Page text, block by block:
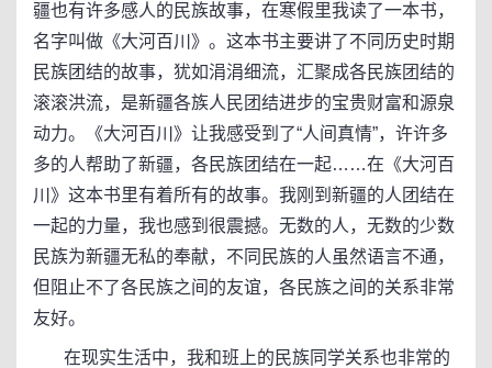
疆也有许多感人的民族故事，在寒假里我读了一本书，
名字叫做《大河百川》。这本书主要讲了不同历史时期
民族团结的故事，犹如涓涓细流，汇聚成各民族团结的
滚滚洪流，是新疆各族人民团结进步的宝贵财富和源泉
动力。《大河百川》让我感受到了“人间真情”，许许多
多的人帮助了新疆，各民族团结在一起……在《大河百
川》这本书里有着所有的故事。我刚到新疆的人团结在
一起的力量，我也感到很震撼。无数的人，无数的少数
民族为新疆无私的奉献，不同民族的人虽然语言不通，
但阻止不了各民族之间的友谊，各民族之间的关系非常
友好。
在现实生活中，我和班上的民族同学关系也非常的